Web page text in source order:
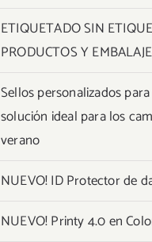
ETIQUETADO SIN
PRODUCTOS Y
Sellos personalizados
solución ideal para los
verano
NUEVO! ID Protector de
NUEVO! Printy 4.0 en